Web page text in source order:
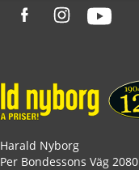
Harald Nyborg
Per Bondessons Väg 2080